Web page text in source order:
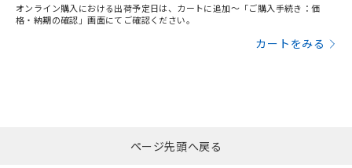
オンライン購入における出荷予定日は、カートに追加～「ご購入手続き：価
格・納期の確認」画面にてご確認ください。
カートをみる
ページ先頭へ戻る